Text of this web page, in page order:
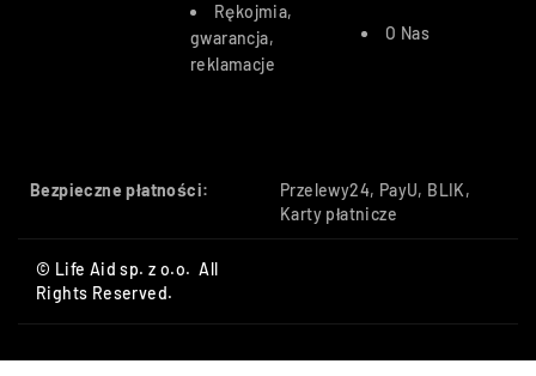
Rękojmia,
gwarancja,
reklamacje
O Nas
Bezpieczne płatności:
Przelewy24, PayU, BLIK,
Karty płatnicze
© Life Aid sp. z o.o. All
Rights Reserved.